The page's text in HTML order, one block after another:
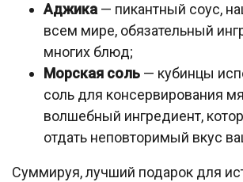
Аджика — пикантный соус,
всем мире, обязательный
многих блюд;
Морская соль — кубинцы
соль для консервирования
волшебный ингредиент,
отдать неповторимый вкус
Суммируя, лучший подарок для